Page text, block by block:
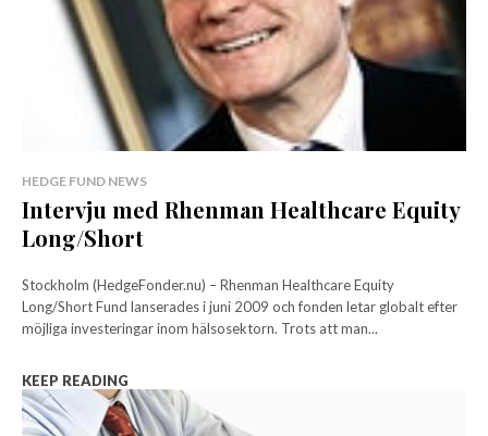
HEDGE FUND NEWS
Intervju med Rhenman Healthcare Equity
Long/Short
Stockholm (HedgeFonder.nu) – Rhenman Healthcare Equity
Long/Short Fund lanserades i juni 2009 och fonden letar globalt efter
möjliga investeringar inom hälsosektorn. Trots att man...
KEEP READING